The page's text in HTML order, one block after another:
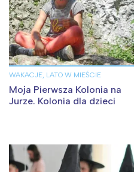
WAKACJE, LATO W MIEŚCIE
Moja Pierwsza Kolonia na
Jurze. Kolonia dla dzieci